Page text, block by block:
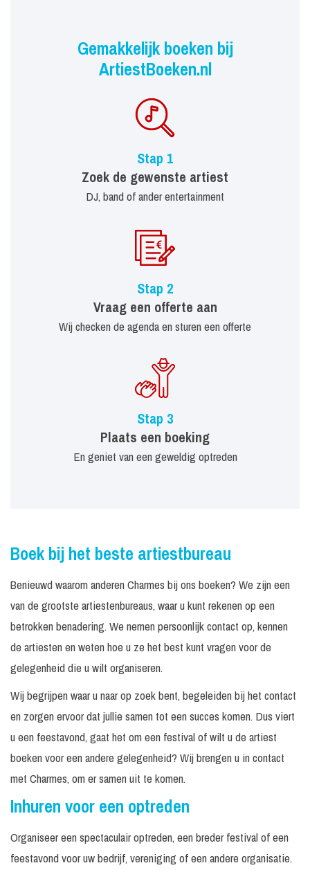
Gemakkelijk boeken bij
ArtiestBoeken.nl
Stap 1
Zoek de gewenste artiest
DJ, band of ander entertainment
Stap 2
Vraag een offerte aan
Wij checken de agenda en sturen een offerte
Stap 3
Plaats een boeking
En geniet van een geweldig optreden
Boek bij het beste artiestbureau
Benieuwd waarom anderen Charmes bij ons boeken? We zijn een
van de grootste artiestenbureaus, waar u kunt rekenen op een
betrokken benadering. We nemen persoonlijk contact op, kennen
de artiesten en weten hoe u ze het best kunt vragen voor de
gelegenheid die u wilt organiseren.
Wij begrijpen waar u naar op zoek bent, begeleiden bij het contact
en zorgen ervoor dat jullie samen tot een succes komen. Dus viert
u een feestavond, gaat het om een festival of wilt u de artiest
boeken voor een andere gelegenheid? Wij brengen u in contact
met Charmes, om er samen uit te komen.
Inhuren voor een optreden
Organiseer een spectaculair optreden, een breder festival of een
feestavond voor uw bedrijf, vereniging of een andere organisatie.